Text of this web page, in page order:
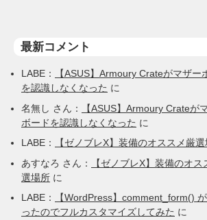
最新コメント
LABE ：
【ASUS】Armoury Crateがマザー
を認識しなくなった に
名無し さん：
【ASUS】Armoury Crateが
ボードを認識しなくなった に
LABE ： 【ゼノブレX】装備のオススメ厳
あすなろ さん：
【ゼノブレX】装備のオス
選場所 に
LABE ：
【WordPress】comment_form()
ったのでフルカスタマイズしてみた に